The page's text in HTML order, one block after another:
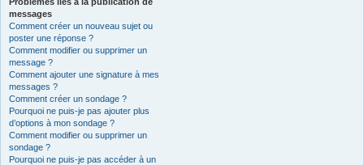
messages
Comment créer un nouveau sujet ou
poster une réponse ?
Comment modifier ou supprimer un
message ?
Comment ajouter une signature à mes
messages ?
Comment créer un sondage ?
Pourquoi ne puis-je pas ajouter plus
d’options à mon sondage ?
Comment modifier ou supprimer un
sondage ?
Pourquoi ne puis-je pas accéder à un